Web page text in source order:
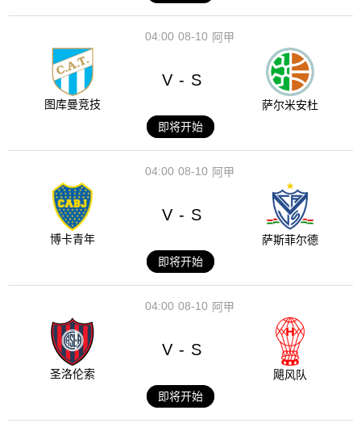
08-10
04:00 阿甲
图库曼竞技
V - S
萨尔米安杜
即将开始
08-10
04:00 阿甲
博卡青年
V - S
萨斯菲尔德
即将开始
08-10
04:00 阿甲
圣洛伦索
V - S
飓风队
即将开始